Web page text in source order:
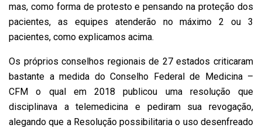
mas, como forma de protesto e pensando na proteção dos
pacientes, as equipes atenderão no máximo 2 ou 3
pacientes, como explicamos acima.
Os próprios conselhos regionais de 27 estados criticaram
bastante a medida do Conselho Federal de Medicina –
CFM o qual em 2018 publicou uma resolução que
disciplinava a telemedicina e pediram sua revogação,
alegando que a Resolução possibilitaria o uso desenfreado